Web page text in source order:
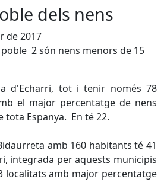
dels nens
de 2017
2 són nens menors de 15
d'Echarri, tot i tenir només 78
el major percentatge de nens
tota Espanya. En té 22.
amb 160 habitants té 41
integrada per aquests municipis
localitats amb major percentatge